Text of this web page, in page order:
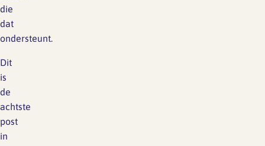
die
dat
ondersteunt.
Dit
is
de
achtste
post
in